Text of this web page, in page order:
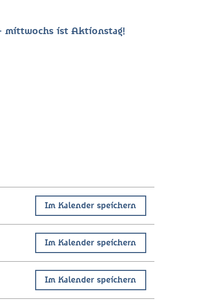
mittwochs ist Aktionstag!
Im Kalender speichern
Im Kalender speichern
Im Kalender speichern